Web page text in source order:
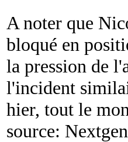
A noter que
bloqué en
la pression de
l'incident
hier, tout le
source: